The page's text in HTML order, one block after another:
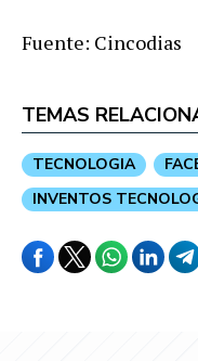
Fuente: Cincodias
TEMAS
TECNOLOGIA
INVENTOS